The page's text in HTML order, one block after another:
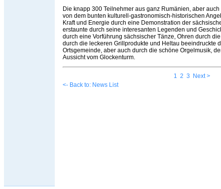
Die knapp 300 Teilnehmer aus ganz Rumänien, aber
von dem bunten kulturell-gastronomisch-historischen
Kraft und Energie durch eine Demonstration der
erstaunte durch seine interesanten Legenden und
durch eine Vorführung sächsischer Tänze, Ohren durch
durch die leckeren Grillprodukte und Heltau beeindruckte
Ortsgemeinde, aber auch durch die schöne Orgelmusik,
Aussicht vom Glockenturm.
1 2 3
Next >
<- Back to: News List